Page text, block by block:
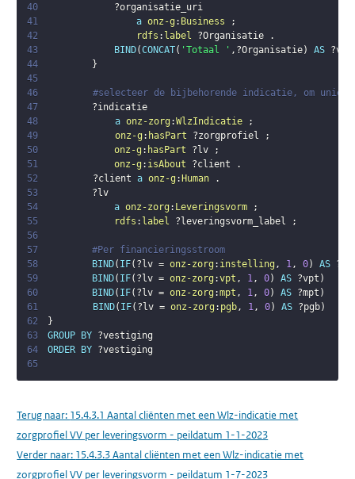
40
?organisatie_uri
41
a onz-g : Business
;
42
rdfs : label ?Organisatie
.
43
BIND(CONCAT( 'Totaal ' , ?Organisatie) AS
44
}
45
46
#selecteer de bijbehorende indicatie, om
47
?indicatie
48
a onz-zorg :WlzIndicatie
;
49
onz-g : hasPart ?zorgprofiel
;
50
onz-g : hasPart ?lv
;
51
onz-g : isAbout ?client
.
52
?client a onz-g : Human
.
53
?lv
54
a onz-zorg : Leveringsvorm
;
55
rdfs : label ?leveringsvorm_label
;
56
57
#Per financieringsstroom
58
BIND( IF( ?lv = onz-zorg : instelling , 1, 0) AS
59
BIND( IF( ?lv = onz-zorg :vpt , 1, 0) AS ?vpt )
60
BIND( IF( ?lv = onz-zorg :mpt , 1, 0) AS ?mpt )
61
BIND( IF( ?lv = onz-zorg : pgb, 1, 0) AS ?pgb)
62
}
63
GROUP BY ?vestiging
64
ORDER BY ?vestiging
65
Terug naar: 15.4.3.1 Aantal cliënten met een Wlz-indicatie met
zorgprofiel VV per leveringsvorm - peildatum 1-1-2023
Verder naar: 15.4.3.3 Aantal cliënten met een Wlz-indicatie met
zorgprofiel VV per leveringsvorm - peildatum 1-7-2023